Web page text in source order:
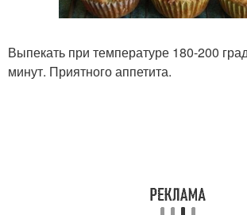
Выпекать при температуре 180-200
минут. Приятного аппетита.